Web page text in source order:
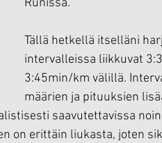
Runissa.
Tällä hetkellä itselläni
intervalleissa liikkuvat
3:45min/km välillä.
määrien ja pituuksien
saavutettavissa
on erittäin liukasta, joten